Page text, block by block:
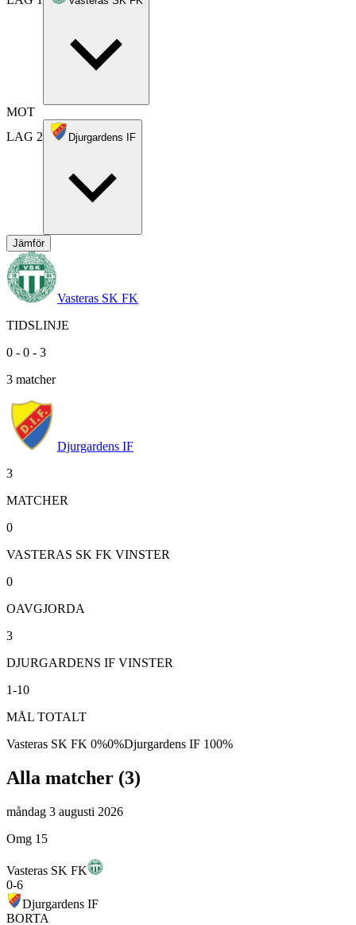
MOT
LAG 2
Djurgardens IF
Jämför
Vasteras SK FK
TIDSLINJE
0 - 0 - 3
3 matcher
Djurgardens IF
3
MATCHER
0
VASTERAS SK FK VINSTER
0
OAVGJORDA
3
DJURGARDENS IF VINSTER
1-10
MÅL TOTALT
Vasteras SK FK 0%0%Djurgardens IF 100%
Alla matcher (3)
måndag 3 augusti 2026
Omg 15
Vasteras SK FK
0-6
Djurgardens IF
BORTA